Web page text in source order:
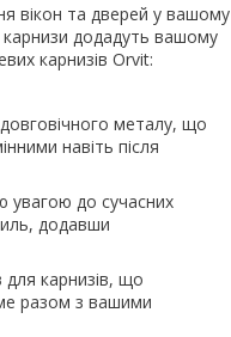
вікон та дверей у вашому
карнизи додадуть вашому
карнизів Orvit:
металу, що
навіть після
увагою до сучасних
додавши
карнизів, що
разом з вашими